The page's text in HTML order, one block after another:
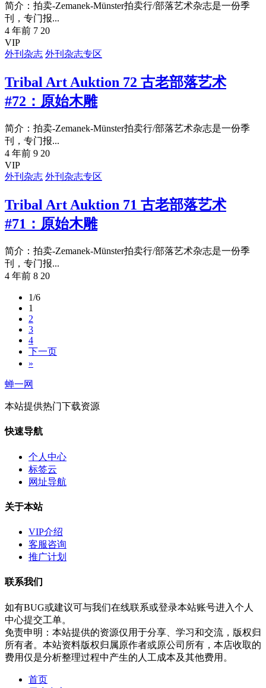
简介：拍卖-Zemanek-Münster拍卖行/部落艺术杂志是一份季
刊，专门报...
4 年前 7 20
VIP
外刊杂志 外刊杂志专区
Tribal Art Auktion 72 古老部落艺术
#72：原始木雕
简介：拍卖-Zemanek-Münster拍卖行/部落艺术杂志是一份季
刊，专门报...
4 年前 9 20
VIP
外刊杂志 外刊杂志专区
Tribal Art Auktion 71 古老部落艺术
#71：原始木雕
简介：拍卖-Zemanek-Münster拍卖行/部落艺术杂志是一份季
刊，专门报...
4 年前 8 20
1/6
1
2
3
4
下一页
»
蝉一网
本站提供热门下载资源
快速导航
个人中心
标签云
网址导航
关于本站
VIP介绍
客服咨询
推广计划
联系我们
如有BUG或建议可与我们在线联系或登录本站账号进入个人
中心提交工单。
免责申明：本站提供的资源仅用于分享、学习和交流，版权归
所有者。本站资料版权归属原作者或原公司所有，本店收取的
费用仅是分析整理过程中产生的人工成本及其他费用。
首页